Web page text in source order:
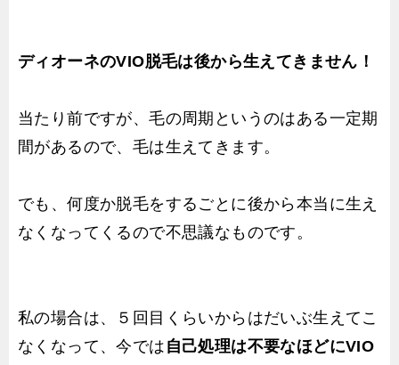
ディオーネのVIO脱毛は後から生えてきません！
当たり前ですが、毛の周期というのはある一定期
間があるので、毛は生えてきます。
でも、何度か脱毛をするごとに後から本当に生え
なくなってくるので不思議なものです。
私の場合は、５回目くらいからはだいぶ生えてこ
なくなって、今では 自己処理は不要なほどにVIO